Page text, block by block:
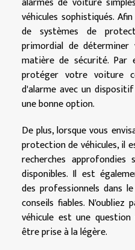
véhicules sophistiqués.
de systèmes de
primordial de déterminer
matière de sécurité. Par
protéger votre voiture
d'alarme avec un
une bonne option.
De plus, lorsque vous
protection de véhicules, il
recherches
disponibles. Il est
des professionnels dans
conseils fiables. N'oubliez
véhicule est une
être prise à la légère.